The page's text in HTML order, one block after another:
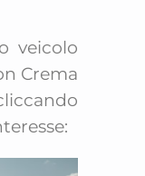
veicolo
Crema